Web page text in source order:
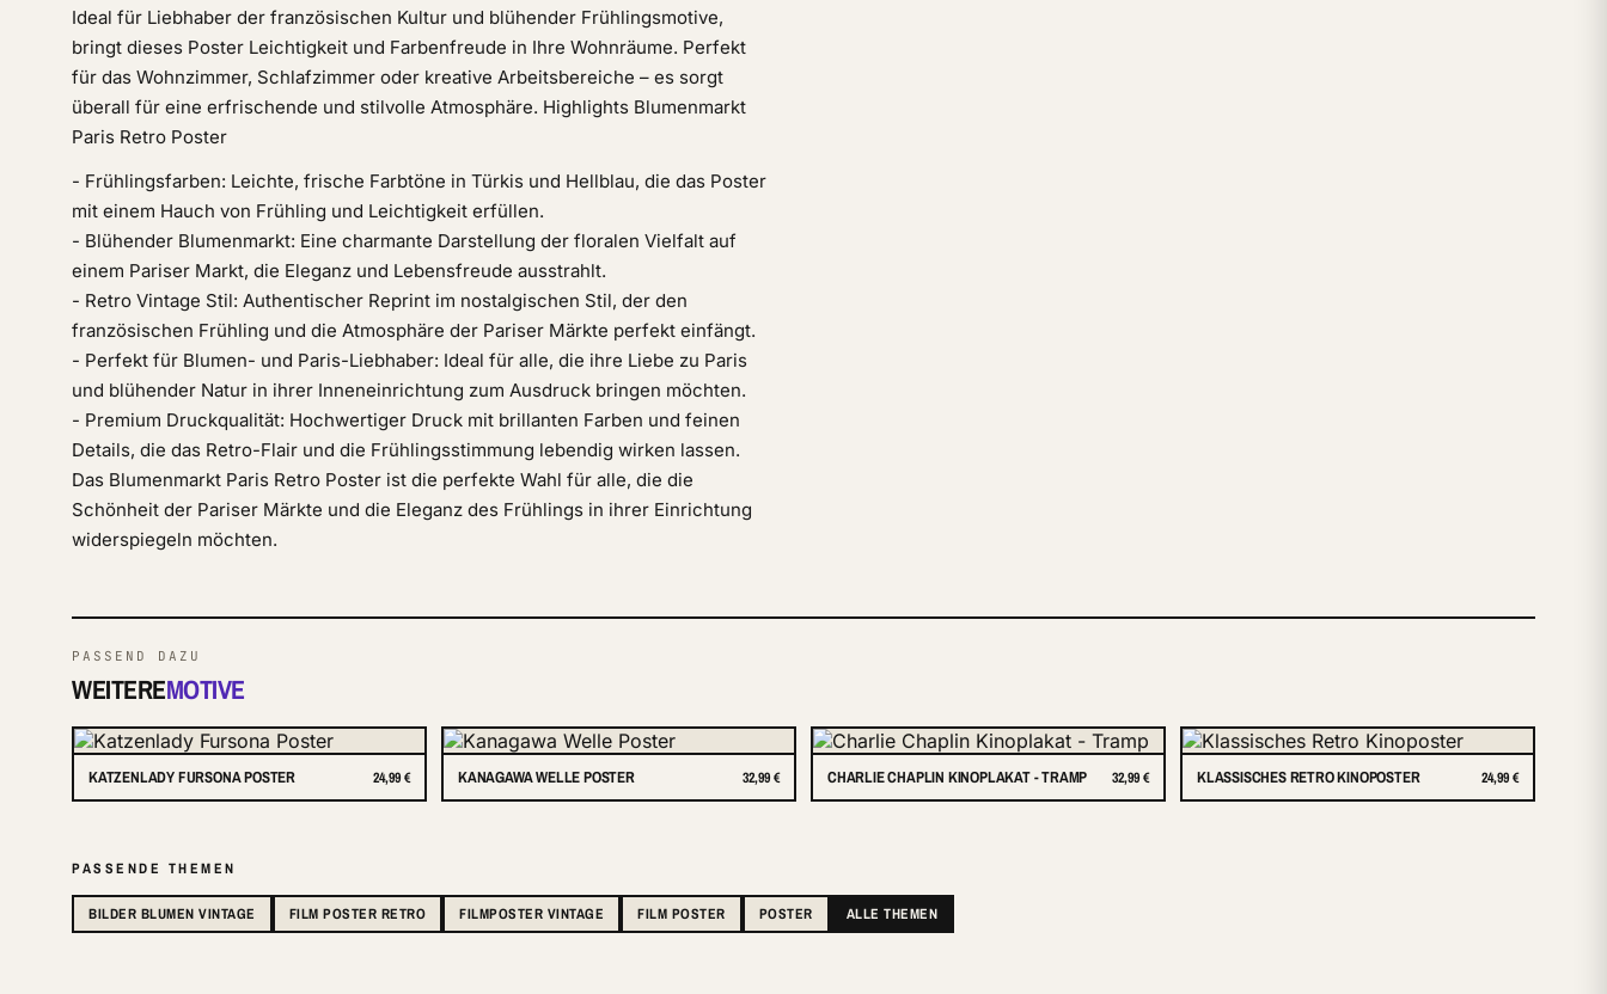
Ideal für Liebhaber der französischen Kultur und blühender Frühlingsmotive,
bringt dieses Poster Leichtigkeit und Farbenfreude in Ihre Wohnräume. Perfekt
für das Wohnzimmer, Schlafzimmer oder kreative Arbeitsbereiche – es sorgt
überall für eine erfrischende und stilvolle Atmosphäre. Highlights Blumenmarkt
Paris Retro Poster
- Frühlingsfarben: Leichte, frische Farbtöne in Türkis und Hellblau, die das Poster
mit einem Hauch von Frühling und Leichtigkeit erfüllen.
- Blühender Blumenmarkt: Eine charmante Darstellung der floralen Vielfalt auf
einem Pariser Markt, die Eleganz und Lebensfreude ausstrahlt.
- Retro Vintage Stil: Authentischer Reprint im nostalgischen Stil, der den
französischen Frühling und die Atmosphäre der Pariser Märkte perfekt einfängt.
- Perfekt für Blumen- und Paris-Liebhaber: Ideal für alle, die ihre Liebe zu Paris
und blühender Natur in ihrer Inneneinrichtung zum Ausdruck bringen möchten.
- Premium Druckqualität: Hochwertiger Druck mit brillanten Farben und feinen
Details, die das Retro-Flair und die Frühlingsstimmung lebendig wirken lassen.
Das Blumenmarkt Paris Retro Poster ist die perfekte Wahl für alle, die die
Schönheit der Pariser Märkte und die Eleganz des Frühlings in ihrer Einrichtung
widerspiegeln möchten.
PASSEND DAZU
WEITEREMOTIVE
KATZENLADY FURSONA POSTER 24,99 € KANAGAWA WELLE POSTER 32,99 € CHARLIE CHAPLIN KINOPLAKAT - TRAMP 32,99 € KLASSISCHES RETRO KINOPOSTER 24,99 €
PASSENDE THEMEN
BILDER BLUMEN VINTAGE FILM POSTER RETRO FILMPOSTER VINTAGE FILM POSTER POSTER ALLE THEMEN